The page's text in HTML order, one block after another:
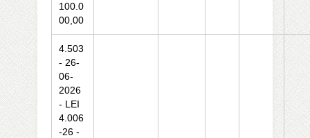
100.0
00,00
4.503
- 26-
06-
2026
- LEI
4.006
-26 -